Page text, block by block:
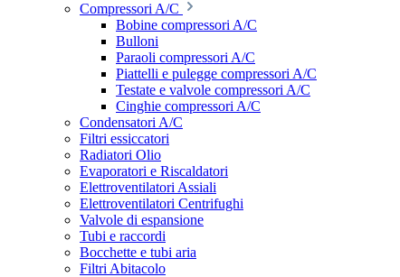
Compressori A/C
Bobine compressori A/C
Bulloni
Paraoli compressori A/C
Piattelli e pulegge compressori A/C
Testate e valvole compressori A/C
Cinghie compressori A/C
Condensatori A/C
Filtri essiccatori
Radiatori Olio
Evaporatori e Riscaldatori
Elettroventilatori Assiali
Elettroventilatori Centrifughi
Valvole di espansione
Tubi e raccordi
Bocchette e tubi aria
Filtri Abitacolo